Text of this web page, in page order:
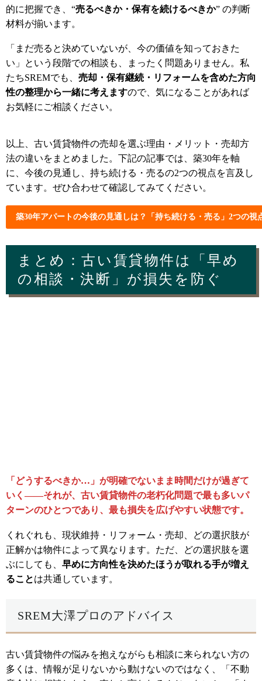
的に把握でき、“売るべきか・保有を続けるべきか” の判断
材料が揃います。
「まだ売ると決めていないが、今の価値を知っておきた
い」という段階での相談も、まったく問題ありません。私
たちSREMでも、 売却・保有継続・リフォームを含めた方向
性の整理から一緒に考えますので、気になることがあれば
お気軽にご相談ください。
以上、古い賃貸物件の売却を選ぶ理由・メリット・売却方
法の違いをまとめました。下記の記事では、築30年を軸
に、今後の見通し、持ち続ける・売るの2つの視点を言及し
ています。ぜひ合わせて確認してみてください。
築30年アパートの今後の見通しは？「持ち続ける・売る」2つの視
まとめ：古い賃貸物件は「早め
の相談・決断」が損失を防ぐ
「どうするべきか…」が明確でないまま時間だけが過ぎて
いく——それが、古い賃貸物件の老朽化問題で最も多いパ
ターンのひとつであり、最も損失を広げやすい状態です。
くれぐれも、現状維持・リフォーム・売却、どの選択肢が
正解かは物件によって異なります。ただ、どの選択肢を選
ぶにしても、 早めに方向性を決めたほうが取れる手が増え
ることは共通しています。
SREM大澤プロのアドバイス
古い賃貸物件の悩みを抱えながらも相談に来られない方の
多くは、情報が足りないから動けないのではなく、「不動